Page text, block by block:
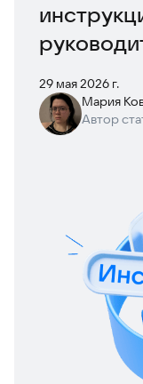
29 мая 2026 г.
Мария
Автор